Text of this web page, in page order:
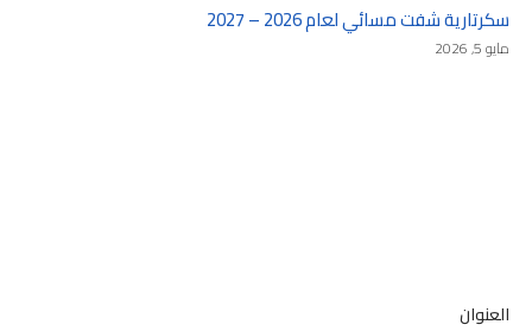
سكرتارية شفت مسائي لعام 2026 – 2027
مايو 5, 2026
العنوان